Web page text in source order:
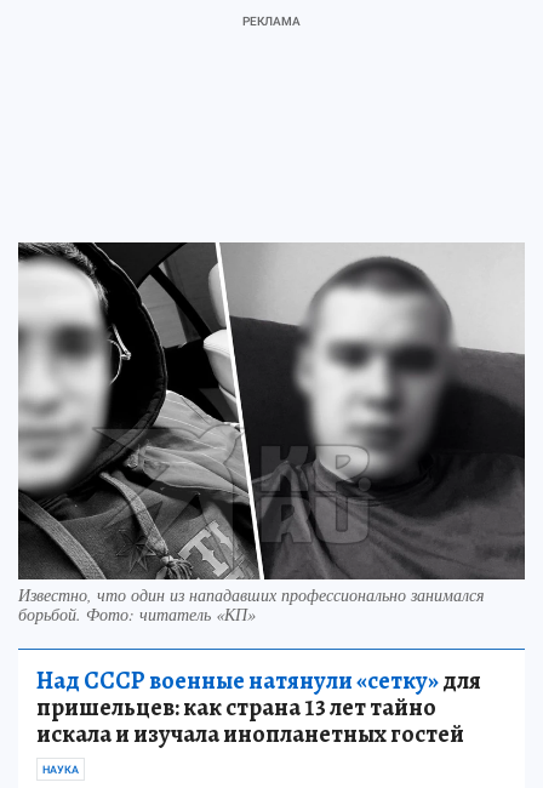
Известно, что один из нападавших профессионально занимался
борьбой. Фото: читатель «КП»
Над СССР военные натянули «сетку»для
пришельцев: как страна 13 лет тайно
искала и изучала инопланетных гостей
НАУКА